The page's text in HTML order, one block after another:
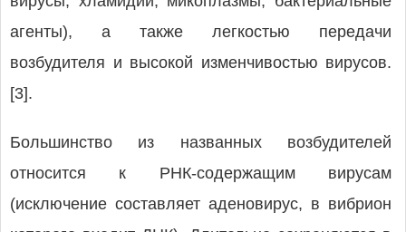
агенты), а также легкостью передачи
возбудителя и высокой изменчивостью вирусов.
[3].
Большинство из названных возбудителей
относится к РНК-содержащим вирусам
(исключение составляет аденовирус, в вибрион